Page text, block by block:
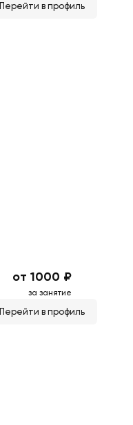
Перейти в профиль
от 1000 ₽
за занятие
Перейти в профиль